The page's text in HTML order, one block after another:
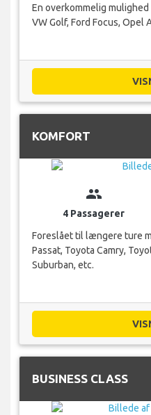
En overkommelig
VW Golf, Ford Focus, Opel
KOMFORT
group
4 Passagerer
Foreslået til længere ture
Passat, Toyota Camry,
Suburban, etc.
BUSINESS CLASS